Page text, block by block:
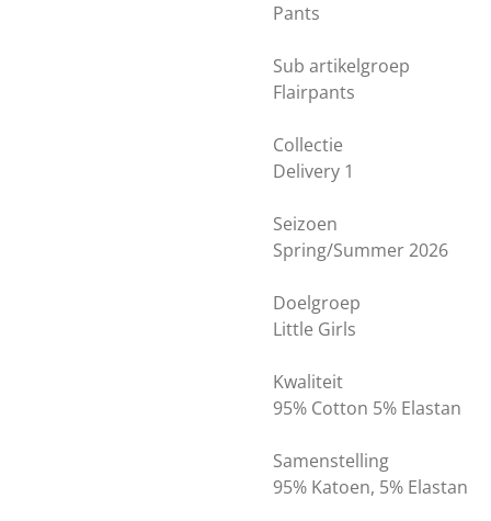
Pants
Sub artikelgroep
Flairpants
Collectie
Delivery 1
Seizoen
Spring/Summer 2026
Doelgroep
Little Girls
Kwaliteit
95% Cotton 5% Elastan
Samenstelling
95% Katoen, 5% Elastan